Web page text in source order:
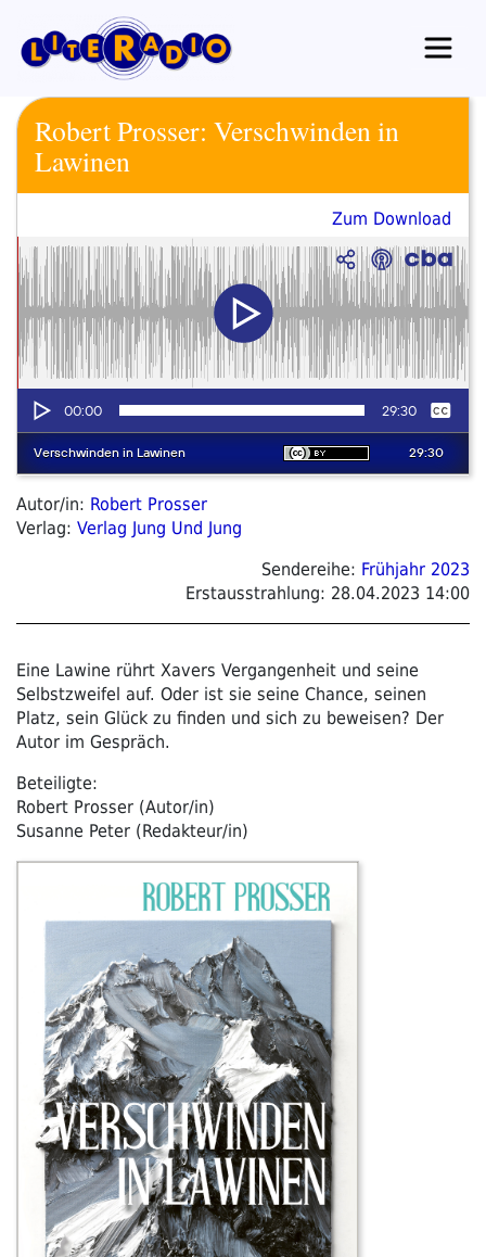
Inhalt
springen
Robert Prosser: Verschwinden in
Lawinen
Zum Download
Autor/in: Robert Prosser
Verlag: Verlag Jung Und Jung
Sendereihe: Frühjahr 2023
Erstausstrahlung: 28.04.2023 14:00
Eine Lawine rührt Xavers Vergangenheit und seine
Selbstzweifel auf. Oder ist sie seine Chance, seinen
Platz, sein Glück zu finden und sich zu beweisen? Der
Autor im Gespräch.
Beteiligte:
Robert Prosser (Autor/in)
Susanne Peter (Redakteur/in)